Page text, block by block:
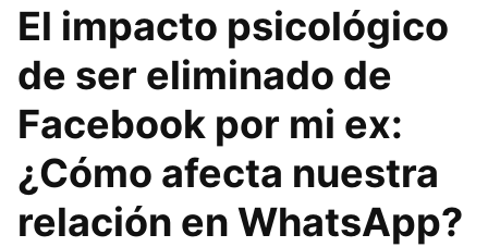
El impacto psicológico
de ser eliminado de
Facebook por mi ex:
¿Cómo afecta nuestra
relación en WhatsApp?